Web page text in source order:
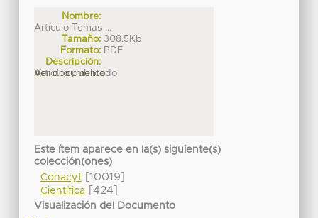
Nombre:
Artículo Temas ...
Tamaño: 308.5Kb
Formato: PDF
Descripción:
Artículo publicado
Ver documento
Este ítem aparece en la(s) siguiente(s)
colección(ones)
Conacyt[10019]
Científica[424]
Visualización del Documento